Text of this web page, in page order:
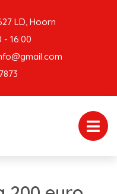
LD, Hoorn
- 16:00